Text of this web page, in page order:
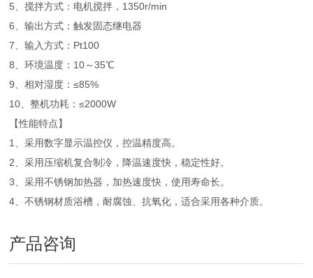
5、搅拌方式：电机搅拌，1350r/min
6、输出方式：触发固态继电器
7、输入方式：Pt100
8、环境温度：10～35℃
9、相对湿度：≤85%
10、整机功耗：≤2000W
【性能特点】
1、采用数字显示温控仪，控温精度高。
2、采用压缩机复合制冷，降温速度快，稳定性好。
3、采用不锈钢加热器，加热速度快，使用寿命长。
4、不锈钢材质浴槽，耐腐蚀、抗氧化，适合采用各种介质。
产品咨询